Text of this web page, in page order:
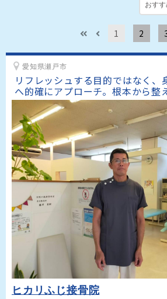
1 2
愛知県瀬戸市
リフレッシュする目的ではなく、
へ的確にアプローチ。根本から整
ヒカリふじ接骨院